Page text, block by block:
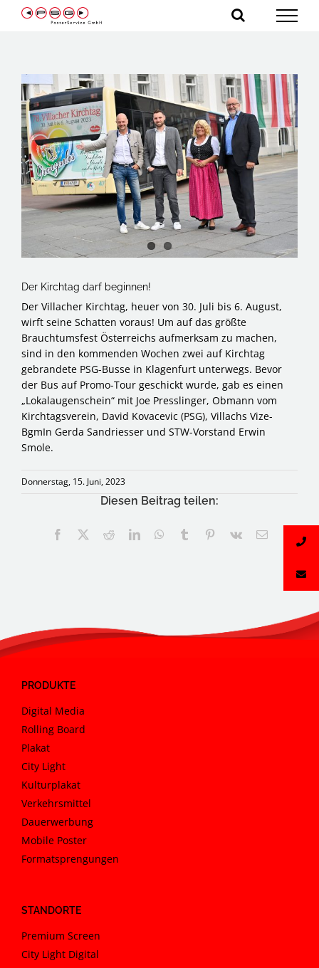
Inhalt
Zeige
grösseres
Bild
Der Kirchtag darf beginnen!
Der Villacher Kirchtag, heuer von 30. Juli bis 6. August,
wirft seine Schatten voraus! Um auf das größte
Brauchtumsfest Österreichs aufmerksam zu machen,
sind in den kommenden Wochen zwei auf Kirchtag
gebrandete PSG-Busse in Klagenfurt unterwegs. Bevor
der Bus auf Promo-Tour geschickt wurde, gab es einen
„Lokalaugenschein“ mit Joe Presslinger, Obmann vom
Kirchtagsverein, David Kovacevic (PSG), Villachs Vize-
BgmIn Gerda Sandriesser und STW-Vorstand Erwin
Smole.
Donnerstag, 15. Juni, 2023
Diesen Beitrag teilen:
Facebook RedditLinkedInWhatsApp
Tumblr Pinterest
Vk
E-
PRODUKTE
Digital Media
Rolling Board
Plakat
City Light
Kulturplakat
Verkehrsmittel
Dauerwerbung
Mobile Poster
Formatsprengungen
STANDORTE
Premium Screen
City Light Digital